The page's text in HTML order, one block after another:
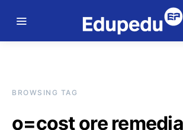
BROWSING TAG
o=cost ore